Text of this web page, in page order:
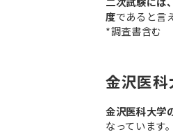
度であると言
*調査書含む
金沢医
金沢医科大学
なっています